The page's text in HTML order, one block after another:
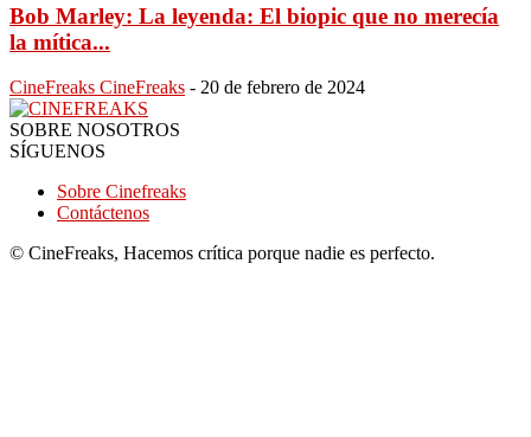
Bob Marley: La leyenda: El biopic que no merecía
la mítica...
CineFreaks CineFreaks - 20 de febrero de 2024
SOBRE NOSOTROS
SÍGUENOS
Sobre Cinefreaks
Contáctenos
© CineFreaks, Hacemos crítica porque nadie es perfecto.